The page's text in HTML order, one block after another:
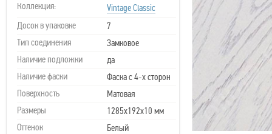
Коллекция:
Vintage Classic
Досок в упаковке
7
Тип соединения
Замковое
Наличие подложки
да
Наличие фаски
Фаска с 4-х сторон
Поверхность
Матовая
Размеры
1285х192х10 мм
Оттенок
Белый